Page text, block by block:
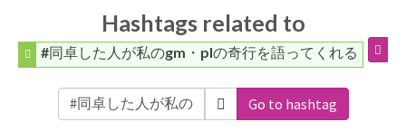
Hashtags related to
#同卓した人が私のgm・plの奇行を語ってくれる
Go to hashtag